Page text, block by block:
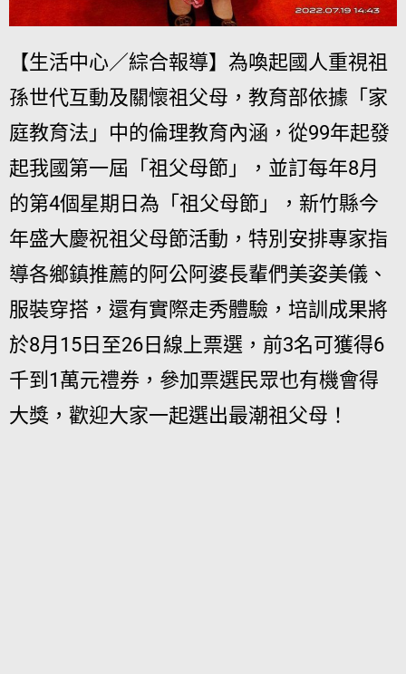
【生活中心／綜合報導】為喚起國人重視祖
孫世代互動及關懷祖父母，教育部依據「家
庭教育法」中的倫理教育內涵，從99年起發
起我國第一屆「祖父母節」，並訂每年8月
的第4個星期日為「祖父母節」，新竹縣今
年盛大慶祝祖父母節活動，特別安排專家指
導各鄉鎮推薦的阿公阿婆長輩們美姿美儀、
服裝穿搭，還有實際走秀體驗，培訓成果將
於8月15日至26日線上票選，前3名可獲得6
千到1萬元禮券，參加票選民眾也有機會得
大獎，歡迎大家一起選出最潮祖父母！